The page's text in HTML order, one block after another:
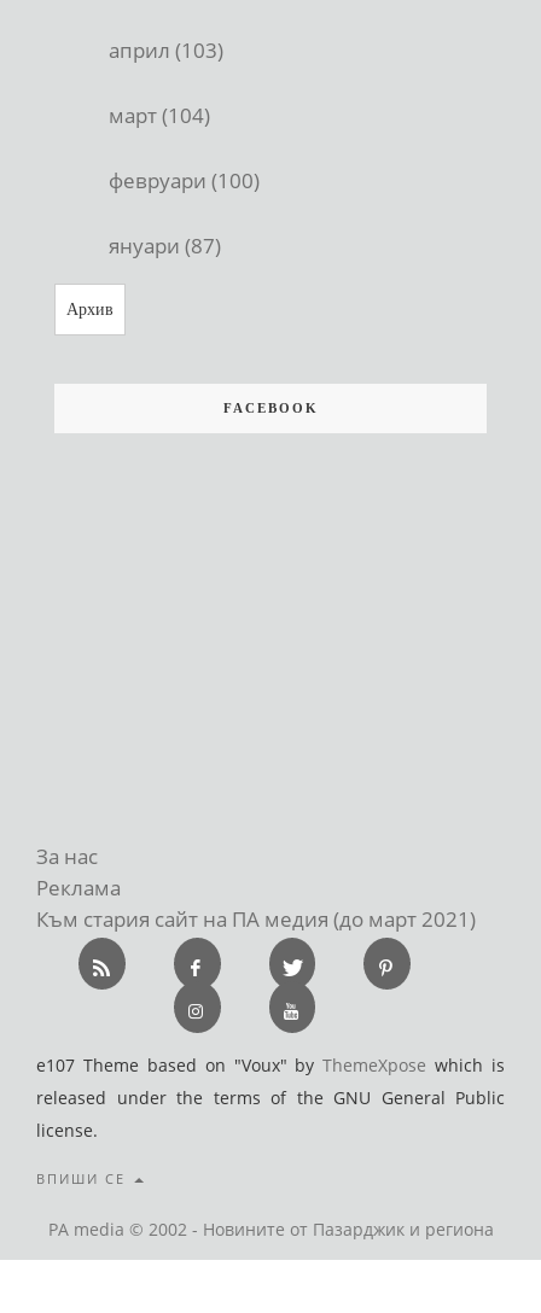
април (103)
март (104)
февруари (100)
януари (87)
Архив
FACEBOOK
За нас
Реклама
Към стария сайт на ПА медия (до март 2021)
e107 Theme based on "Voux" byThemeXpose which is
released under the terms of the GNU General Public
license.
ВПИШИ СЕ
PA media © 2002 - Новините от Пазарджик и региона